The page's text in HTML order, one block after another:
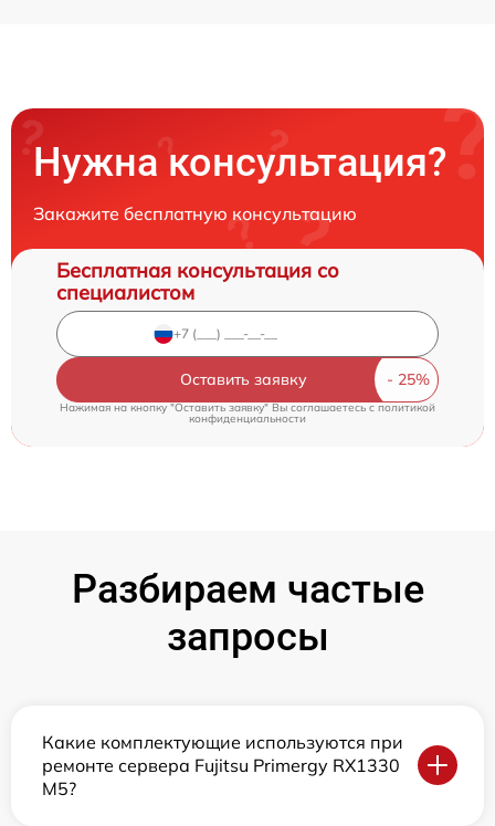
Нужна консультация?
Закажите бесплатную консультацию
Бесплатная консультация со
специалистом
Оставить заявку
Нажимая на кнопку "Оставить заявку" Вы соглашаетесь cполитикой
конфиденциальности
Разбираем частые
запросы
Какие комплектующие используются при
ремонте сервера Fujitsu Primergy RX1330
M5?